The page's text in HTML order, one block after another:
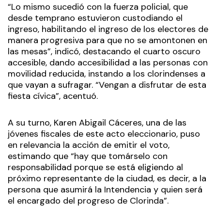
“Lo mismo sucedió con la fuerza policial, que
desde temprano estuvieron custodiando el
ingreso, habilitando el ingreso de los electores de
manera progresiva para que no se amontonen en
las mesas”, indicó, destacando el cuarto oscuro
accesible, dando accesibilidad a las personas con
movilidad reducida, instando a los clorindenses a
que vayan a sufragar. “Vengan a disfrutar de esta
fiesta cívica”, acentuó.
A su turno, Karen Abigail Cáceres, una de las
jóvenes fiscales de este acto eleccionario, puso
en relevancia la acción de emitir el voto,
estimando que “hay que tomárselo con
responsabilidad porque se está eligiendo al
próximo representante de la ciudad, es decir, a la
persona que asumirá la Intendencia y quien será
el encargado del progreso de Clorinda”.